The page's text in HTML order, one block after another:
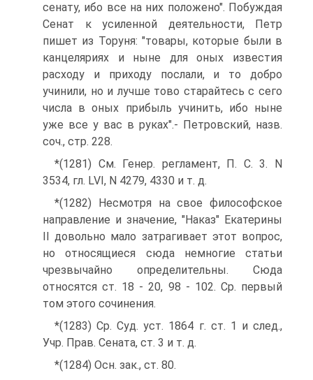
сенату, ибо все на них положено". Побуждая
Сенат к усиленной деятельности, Петр
пишет из Торуня: "товары, которые были в
канцеляриях и ныне для оных известия
расходу и приходу послали, и то добро
учинили, но и лучше тово старайтесь с сего
числа в оных прибыль учинить, ибо ныне
уже все у вас в руках".- Петровский, назв.
соч., стр. 228.
*(1281) См. Генер. регламент, П. С. 3. N
3534, гл. LVI, N 4279, 4330 и т. д.
*(1282) Несмотря на свое философское
направление и значение, "Наказ" Екатерины
II довольно мало затрагивает этот вопрос,
но относящиеся сюда немногие статьи
чрезвычайно определительны. Сюда
относятся ст. 18 - 20, 98 - 102. Ср. первый
том этого сочинения.
*(1283) Ср. Суд. уст. 1864 г. ст. 1 и след.,
Учр. Прав. Сената, ст. 3 и т. д.
*(1284) Осн. зак., ст. 80.